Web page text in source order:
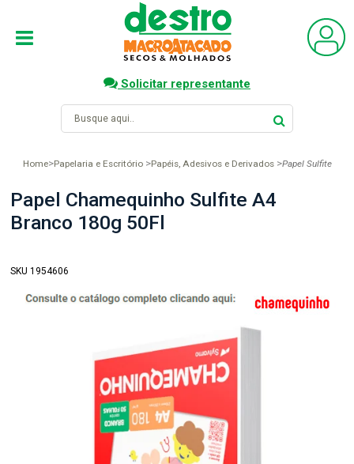
Solicitar representante
Home Papelaria e Escritório Papéis, Adesivos e Derivados Papel Sulfite
Papel Chamequinho Sulfite A4
Branco 180g 50Fl
SKU 1954606